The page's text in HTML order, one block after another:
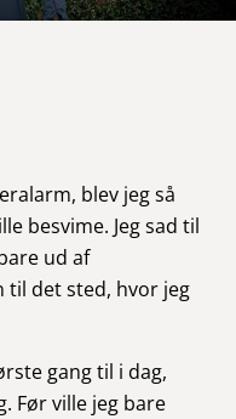
blev jeg så
besvime. Jeg sad til
ud af
det sted, hvor jeg
gang til i dag,
Før ville jeg bare